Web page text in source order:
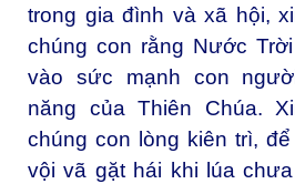
trong gia đình và xã hội,
chúng con rằng Nước
vào sức mạnh con
năng của Thiên Chúa.
chúng con lòng kiên trì,
vội vã gặt hái khi lúa